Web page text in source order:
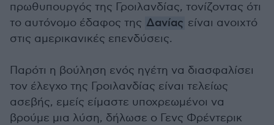
πρωθυπουργός της Γροιλανδίας, τονίζοντας ότι
το αυτόνομο έδαφος της Δανίας είναι ανοιχτό
στις αμερικανικές επενδύσεις.
Παρότι η βούληση ενός ηγέτη να διασφαλίσει
τον έλεγχο της Γροιλανδίας είναι τελείως
ασεβής, εμείς είμαστε υποχρεωμένοι να
βρούμε μια λύση, δήλωσε ο Γενς Φρέντερικ